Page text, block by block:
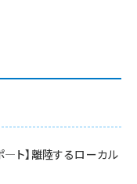
ト】離陸するローカル